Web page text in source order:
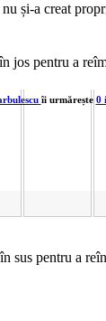
și-a creat
jos pentru a
îi urmărește 0
sus pentru a